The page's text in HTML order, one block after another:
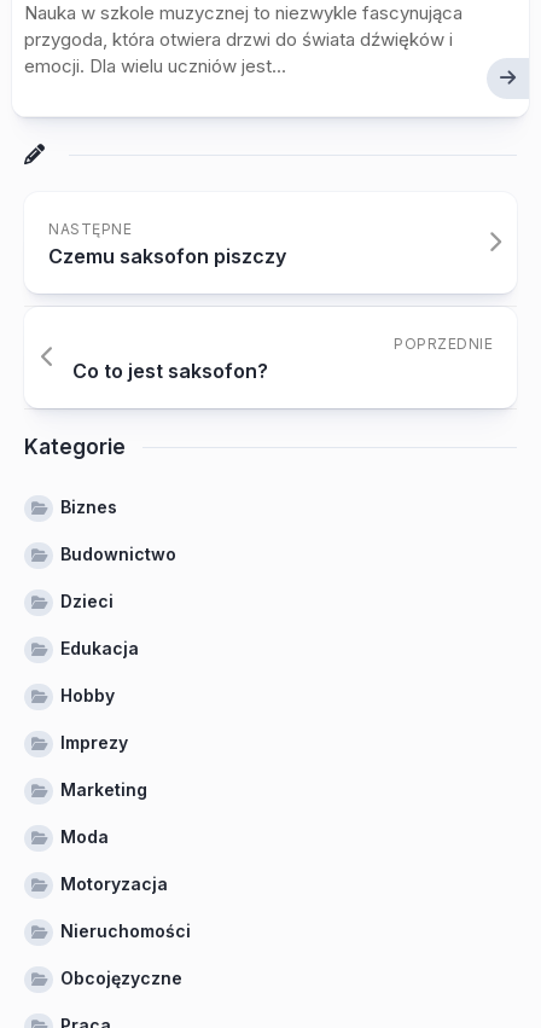
Nauka w szkole muzycznej to niezwykle fascynująca
przygoda, która otwiera drzwi do świata dźwięków i
emocji. Dla wielu uczniów jest...
NASTĘPNE
Czemu saksofon piszczy
POPRZEDNIE
Co to jest saksofon?
Kategorie
Biznes
Budownictwo
Dzieci
Edukacja
Hobby
Imprezy
Marketing
Moda
Motoryzacja
Nieruchomości
Obcojęzyczne